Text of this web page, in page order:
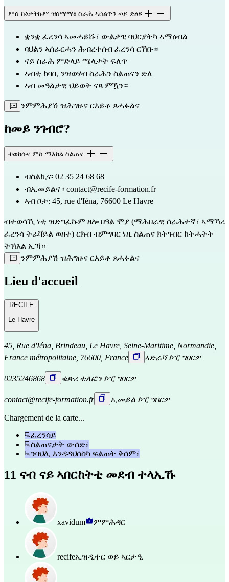
ምስ ኩነታትኩም ዝሰማማዕ ስራሕ ኣሰልጥን ወይ ድለዩ
ቋንቋ ፈረንሳ ኣመሓይሹ፣ ውልቃዊ ባህርያትካ ኣማዕብል
ባህልን ኣሰራርሓን ሕብረተሰብ ፈረንሳ ርኸቡ።
ናይ ስራሕ ምድላይ ሜላታት ፍለጥ
ኣብቲ ከባቢ ንዝወሃብ ስራሕን ስልጠናን ድለ
ኣብ መዓልታዊ ህይወት ናጻ ምዃን።
ንምምሕያሽ ዝሕግዙና ርእይቶ ጸሓፉልና
ከመይ ንገብሮ?
ተወከሱና ምስ ማእከል ስልጠና
ብስልኪና፡ 02 35 24 68 68
ብኢመይልና ፡ contact@recife-formation.fr
ኣብ ቦታ: 45, rue d'Iéna, 76600 Le Havre
ብተወሳኺ ነቲ ዝድግፈኩም ዘሎ በዓል ሞያ (ማሕበራዊ ሰራሕተኛ፣ ኣማኻሪ
ፈረንሳ ትራቫይል ወዘተ) ርክብ ብምግባር ነዚ ስልጠና ክትገብር ክትሓትት
ትኽእል ኢኻ።
ንምምሕያሽ ዝሕግዙና ርእይቶ ጸሓፉልና
Lieu d'accueil
RECIFE
Le Havre
45, Rue d'Iéna, Brindeau, Le Havre, Seine-Maritime, Normandie,
France métropolitaine, 76600, France
ኣድራሻ ኮፒ ግበርዎ
0235246868 ቁጽሪ ቴለፎን ኮፒ ግበርዎ
contact@recife-formation.fr ኢመይል ኮፒ ግበርዎ
Chargement de la carte...
ፈረንሳይ
ስልጠናታት ውሰድ፣
ንባህሊ እንዳዳህሰስካ ፍልጠት ቅሰም፣
11 ናብ ናይ ኣበርከትቲ መደብ ተላኢኹ
xavidum ምምሕዳር
recifeኢዝዲተር ወይ ኣርታዒ